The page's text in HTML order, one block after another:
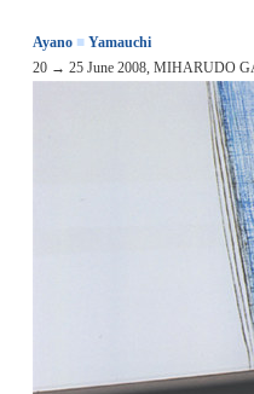
Ayano ■ Yamauchi
20 → 25 June 2008, MIHARUDO